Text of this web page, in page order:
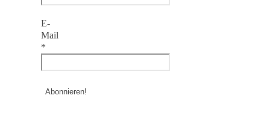
E-
Mail
*